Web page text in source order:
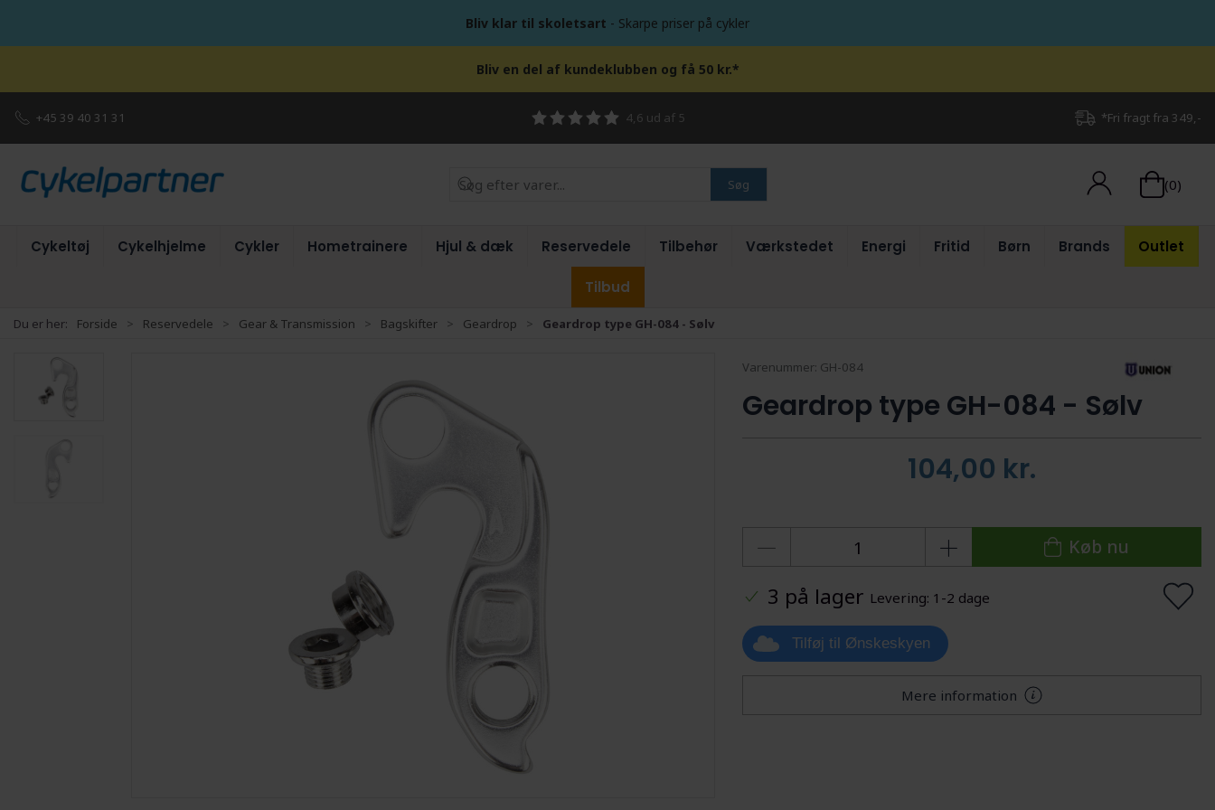
Bliv klar til skoletsart - Skarpe priser på cykler
Bliv en del af kundeklubben og få 50 kr.*
+45 39 40 31 31 4,6 ud af 5 *Fri fragt fra 349,-
Søg (0)
Cykeltøj Cykelhjelme Cykler Hometrainere Hjul & dæk Reservedele Tilbehør Værkstedet Energi Fritid Børn Brands Outlet
Tilbud
Du er her: Forside Reservedele Gear & Transmission Bagskifter Geardrop Geardrop type GH-084 - Sølv
Varenummer: GH-084
Geardrop type GH-084 - Sølv
104,00 kr.
Køb nu
3 på lager Levering: 1-2 dage
Tilføj til Ønskeskyen
Mere information